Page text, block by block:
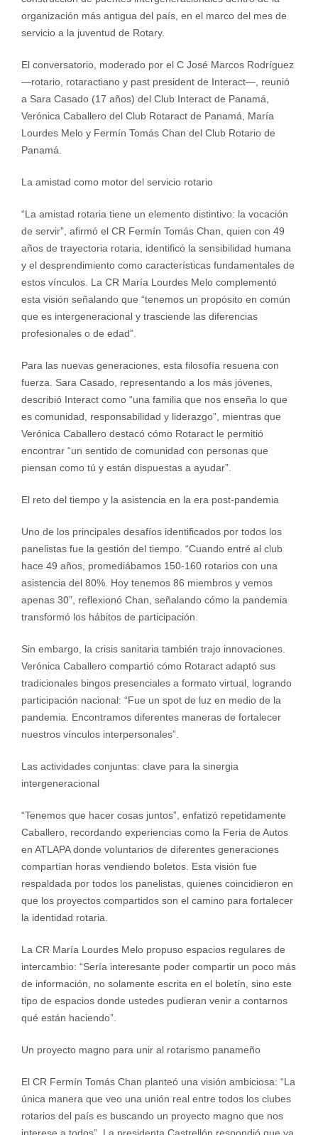
organización más antigua del país, en el marco del mes de
servicio a la juventud de Rotary.
El conversatorio, moderado por el C José Marcos Rodríguez
—rotario, rotaractiano y past president de Interact—, reunió
a Sara Casado (17 años) del Club Interact de Panamá,
Verónica Caballero del Club Rotaract de Panamá, María
Lourdes Melo y Fermín Tomás Chan del Club Rotario de
Panamá.
La amistad como motor del servicio rotario
“La amistad rotaria tiene un elemento distintivo: la vocación
de servir”, afirmó el CR Fermín Tomás Chan, quien con 49
años de trayectoria rotaria, identificó la sensibilidad humana
y el desprendimiento como características fundamentales de
estos vínculos. La CR María Lourdes Melo complementó
esta visión señalando que “tenemos un propósito en común
que es intergeneracional y trasciende las diferencias
profesionales o de edad”.
Para las nuevas generaciones, esta filosofía resuena con
fuerza. Sara Casado, representando a los más jóvenes,
describió Interact como “una familia que nos enseña lo que
es comunidad, responsabilidad y liderazgo”, mientras que
Verónica Caballero destacó cómo Rotaract le permitió
encontrar “un sentido de comunidad con personas que
piensan como tú y están dispuestas a ayudar”.
El reto del tiempo y la asistencia en la era post-pandemia
Uno de los principales desafíos identificados por todos los
panelistas fue la gestión del tiempo. “Cuando entré al club
hace 49 años, promediábamos 150-160 rotarios con una
asistencia del 80%. Hoy tenemos 86 miembros y vemos
apenas 30”, reflexionó Chan, señalando cómo la pandemia
transformó los hábitos de participación.
Sin embargo, la crisis sanitaria también trajo innovaciones.
Verónica Caballero compartió cómo Rotaract adaptó sus
tradicionales bingos presenciales a formato virtual, logrando
participación nacional: “Fue un spot de luz en medio de la
pandemia. Encontramos diferentes maneras de fortalecer
nuestros vínculos interpersonales”.
Las actividades conjuntas: clave para la sinergia
intergeneracional
“Tenemos que hacer cosas juntos”, enfatizó repetidamente
Caballero, recordando experiencias como la Feria de Autos
en ATLAPA donde voluntarios de diferentes generaciones
compartían horas vendiendo boletos. Esta visión fue
respaldada por todos los panelistas, quienes coincidieron en
que los proyectos compartidos son el camino para fortalecer
la identidad rotaria.
La CR María Lourdes Melo propuso espacios regulares de
intercambio: “Sería interesante poder compartir un poco más
de información, no solamente escrita en el boletín, sino este
tipo de espacios donde ustedes pudieran venir a contarnos
qué están haciendo”.
Un proyecto magno para unir al rotarismo panameño
El CR Fermín Tomás Chan planteó una visión ambiciosa: “La
única manera que veo una unión real entre todos los clubes
rotarios del país es buscando un proyecto magno que nos